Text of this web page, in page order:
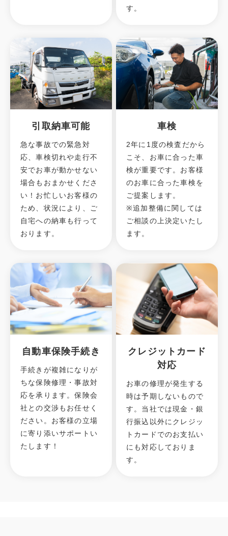
す。
引取納車可能
急な事故での緊急対
応、車検切れや走行不
安でお車が動かせない
場合もおまかせくださ
い！お忙しいお客様の
ため、状況により、ご
自宅への納⾞も⾏って
おります。
車検
2年に1度の検査だから
こそ、お車に合った車
検が重要です。お客様
のお車に合った車検を
ご提案します。
※追加整備に関しては
ご相談の上決定いたし
ます。
自動車保険手続き
手続きが複雑になりが
ちな保険修理・事故対
応を承ります。保険会
社との交渉もお任せく
ださい。お客様の立場
に寄り添いサポートい
たします！
クレジットカード
対応
お車の修理が発生する
時は予期しないもので
す。当社では現金・銀
行振込以外にクレジッ
トカードでのお支払い
にも対応しておりま
す。